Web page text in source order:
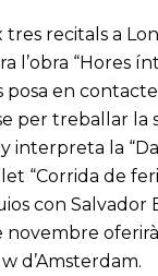
tres recitals a
l’obra “Hores
posa en
per treballar la
interpreta la
“Corrida de
con Salvador
novembre
d’Amsterdam.